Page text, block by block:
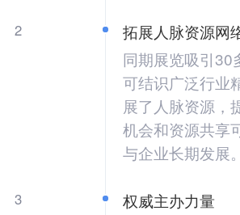
2
拓展人脉资源网
同期展览吸引30
可结识广泛行业
展了人脉资源，
机会和资源共享
与企业长期发展。
3
权威主办力量